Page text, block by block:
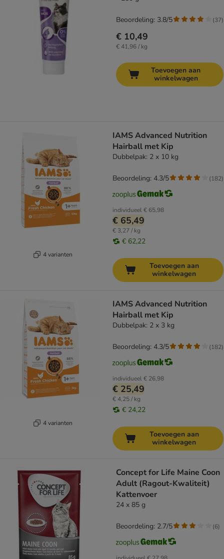
€ 10,49
€ 41,96 / kg
Beoordeling: 3.8/5 (37)
Toevoegen aan
winkelwagen
4 varianten
IAMS Advanced Nutrition
Hairball met Kip
Dubbelpak: 2 x 10 kg
individueel€ 65,98
€ 65,49
€ 3,27 / kg
€ 62,22
Beoordeling: 4.3/5 (182)
Toevoegen aan
winkelwagen
4 varianten
IAMS Advanced Nutrition
Hairball met Kip
Dubbelpak: 2 x 3 kg
individueel€ 26,98
€ 25,49
€ 4,25 / kg
€ 24,22
Beoordeling: 4.3/5 (182)
Toevoegen aan
winkelwagen
Concept for Life Maine Coon
Adult (Ragout-Kwaliteit)
Kattenvoer
24 x 85 g
Beoordeling: 2.7/5 (6)